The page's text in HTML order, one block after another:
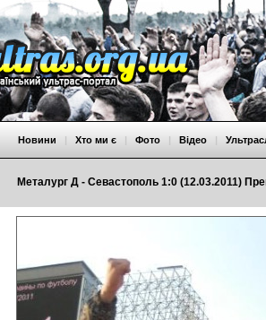
Металург Д - Севастополь 1:0 (12.03.2011)
Новини | Хто ми є | Фото | Відео |